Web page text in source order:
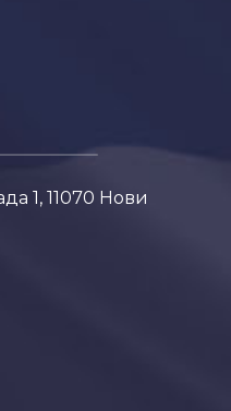
1, 11070 Нови